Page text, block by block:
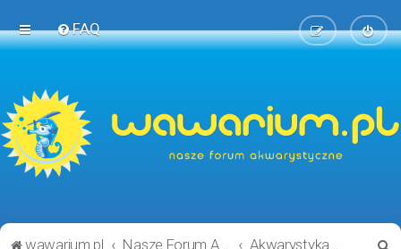
FAQ
wawarium.pl Nasze Forum Akwarystyczne Akwarystyka ogólnie i technicznie